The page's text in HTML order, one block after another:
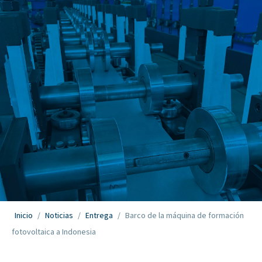
Inicio / Noticias / Entrega / Barco de la máquina de formación
fotovoltaica a Indonesia